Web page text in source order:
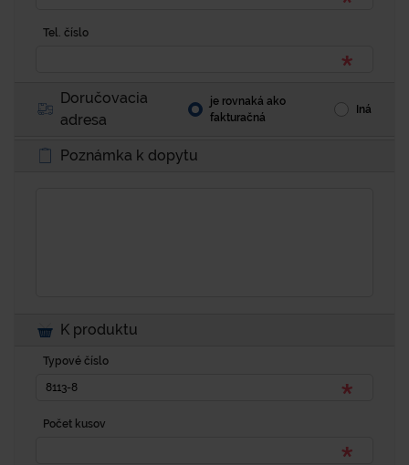
Tel. číslo
Doručovacia
adresa
je rovnaká ako
fakturačná
Iná
Poznámka k dopytu
K produktu
Typové číslo
Počet kusov